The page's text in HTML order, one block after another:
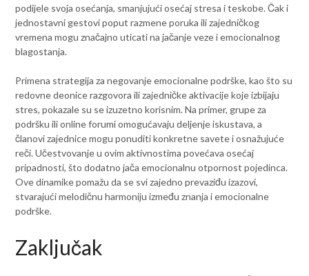
podijele svoja osećanja, smanjujući osećaj stresa i teskobe. Čak i
jednostavni gestovi poput razmene poruka ili zajedničkog
vremena mogu značajno uticati na jačanje veze i emocionalnog
blagostanja.
Primena strategija za negovanje emocionalne podrške, kao što su
redovne deonice razgovora ili zajedničke aktivacije koje izbijaju
stres, pokazale su se izuzetno korisnim. Na primer, grupe za
podršku ili online forumi omogućavaju deljenje iskustava, a
članovi zajednice mogu ponuditi konkretne savete i osnažujuće
reči. Učestvovanje u ovim aktivnostima povećava osećaj
pripadnosti, što dodatno jača emocionalnu otpornost pojedinca.
Ove dinamike pomažu da se svi zajedno prevaziđu izazovi,
stvarajući melodičnu harmoniju između znanja i emocionalne
podrške.
Zaključak